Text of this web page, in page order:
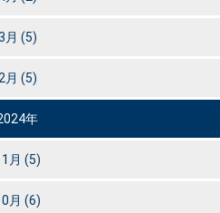
月 (5)
2月 (5)
年
月 (5)
月 (6)